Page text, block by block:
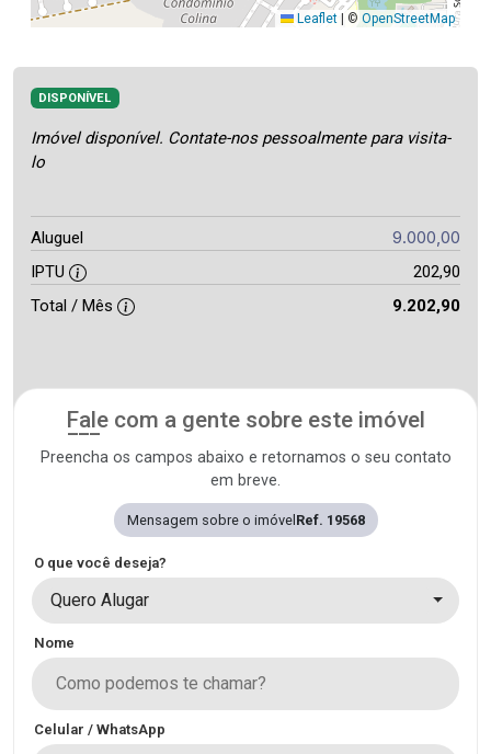
Leaflet © OpenStreetMap
DISPONÍVEL
Imóvel disponível. Contate-nos pessoalmente para visita-
lo
Aluguel 9.000,00
IPTU
202,90
Total / Mês
9.202,90
Fale com a gente sobre este imóvel
Preencha os campos abaixo e retornamos o seu contato
em breve.
Mensagem sobre o imóvel Ref. 19568
O que você deseja?
Quero Alugar
Nome
Celular / WhatsApp